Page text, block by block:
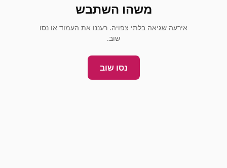
משהו השתבש
אירעה שגיאה בלתי צפויה. רעננו את העמוד או נסו
שוב.
נסו שוב